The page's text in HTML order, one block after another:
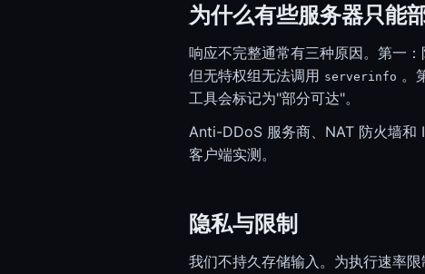
为什么有些服务器只能
响应不完整通常有三种原因。第一
但无特权组无法调用 serverinfo 。
工具会标记为"部分可达"。
Anti-DDoS 服务商、NAT 防火墙和
客户端实测。
隐私与限制
我们不持久存储输入。为执行速率